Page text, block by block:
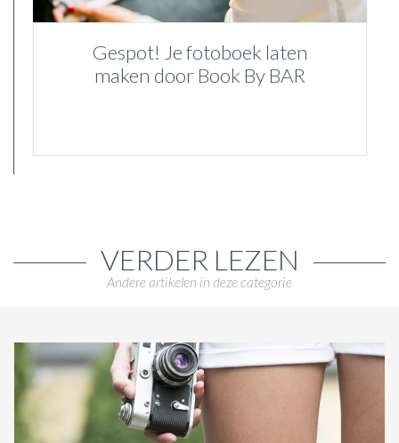
Gespot! Je fotoboek laten
maken door Book By BAR
VERDER LEZEN
Andere artikelen in deze categorie